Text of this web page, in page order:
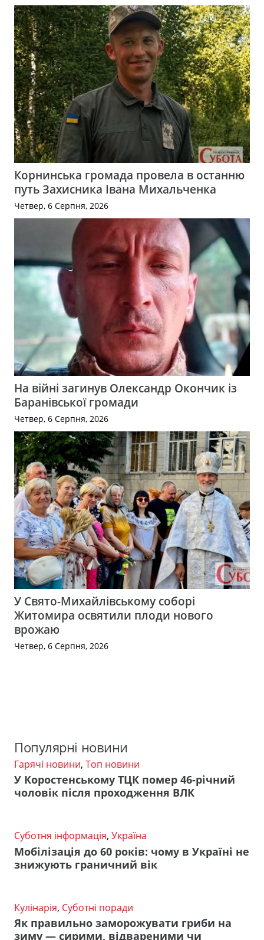
Корнинська громада провела в останню
путь Захисника Івана Михальченка
Четвер, 6 Серпня, 2026
На війні загинув Олександр Окончик із
Баранівської громади
Четвер, 6 Серпня, 2026
У Свято-Михайлівському соборі
Житомира освятили плоди нового
врожаю
Четвер, 6 Серпня, 2026
Популярні новини
Гарячі новини, Топ новини
У Коростенському ТЦК помер 46-річний
чоловік після проходження ВЛК
Суботня інформація, Україна
Мобілізація до 60 років: чому в Україні не
знижують граничний вік
Кулінарія, Суботні поради
Як правильно заморожувати гриби на
зиму — сирими, відвареними чи